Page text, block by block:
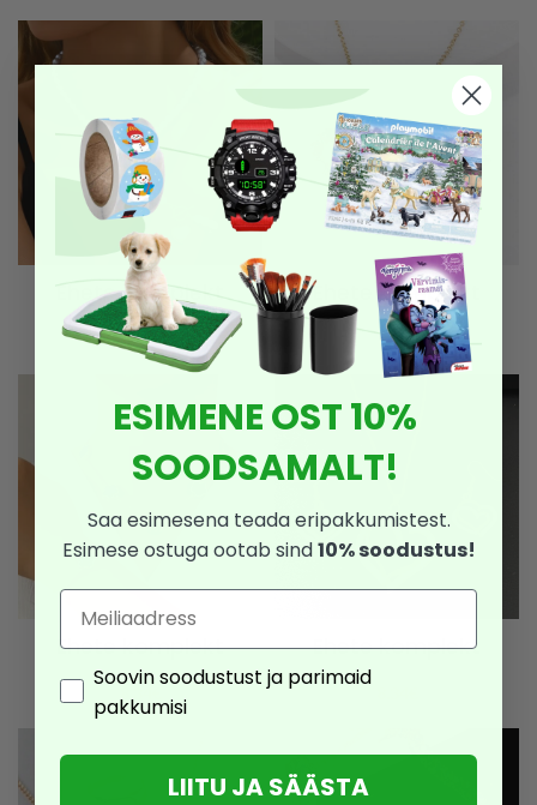
Ehete komplekt
15,90€
9,54€
Ehete komplekt
9,90€
5,94€
Ehete komplekt
13,90 €
Ehete komplekt
ESIMENE OST 10%
SOODSAMALT!
Saa esimesena teada eripakkumistest.
Esimese ostuga ootab sind10% soodustus!
Email
Consent
Soovin soodustust ja parimaid
pakkumisi
LIITU JA SÄÄSTA